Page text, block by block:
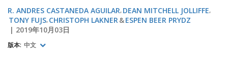
R. ANDRES CASTANEDA AGUILAR DEAN MITCHELL JOLLIFFE
TONY FUJS CHRISTOPH LAKNER
ESPEN BEER PRYDZ
2019年10月03日
版本: 中文